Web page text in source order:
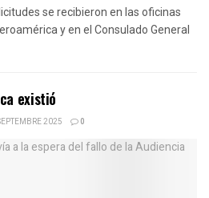
se recibieron en las oficinas
y en el Consulado General
existió
2025 0